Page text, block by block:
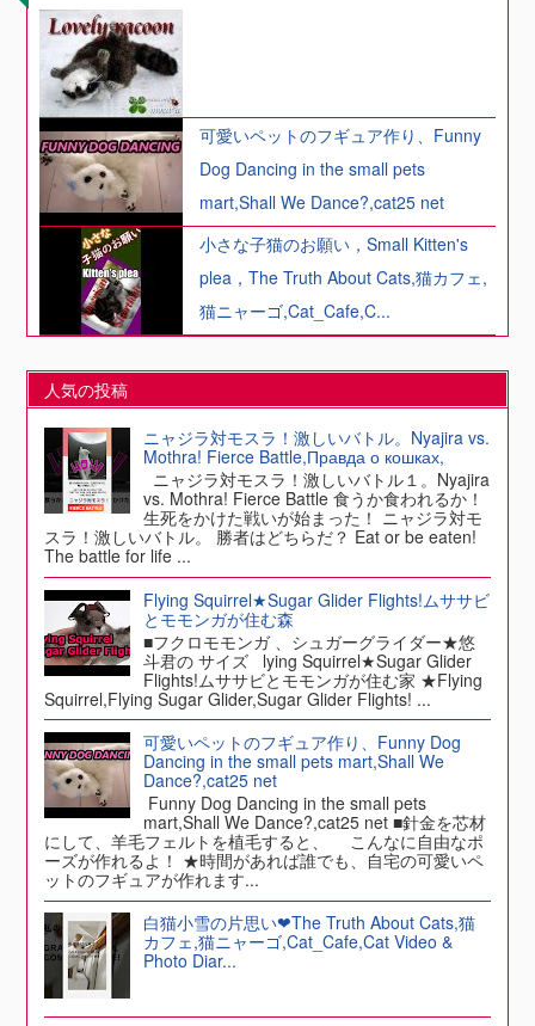
可愛いペットのフギュア作り、Funny
Dog Dancing in the small pets
mart,Shall We Dance?,cat25 net
小さな子猫のお願い，Small Kitten's
plea，The Truth About Cats,猫カフェ,
猫ニャーゴ,Cat_Cafe,C...
人気の投稿
ニャジラ対モスラ！激しいバトル。Nyajira vs.
Mothra! Fierce Battle,Правда о кошках,
ニャジラ対モスラ！激しいバトル１。Nyajira
vs. Mothra! Fierce Battle 食うか食われるか！
生死をかけた戦いが始まった！ ニャジラ対モ
スラ！激しいバトル。 勝者はどちらだ？ Eat or be eaten!
The battle for life ...
Flying Squirrel★Sugar Glider Flights!ムササビ
とモモンガが住む森
■フクロモモンガ 、シュガーグライダー★悠
斗君の サイズ lying Squirrel★Sugar Glider
Flights!ムササビとモモンガが住む家 ★Flying
Squirrel,Flying Sugar Glider,Sugar Glider Flights! ...
可愛いペットのフギュア作り、Funny Dog
Dancing in the small pets mart,Shall We
Dance?,cat25 net
Funny Dog Dancing in the small pets
mart,Shall We Dance?,cat25 net ■針金を芯材
にして、羊毛フェルトを植毛すると、 こんなに自由なポ
ーズが作れるよ！ ★時間があれば誰でも、自宅の可愛いペ
ットのフギュアが作れます...
白猫小雪の片思い❤The Truth About Cats,猫
カフェ,猫ニャーゴ,Cat_Cafe,Cat Video &
Photo Diar...